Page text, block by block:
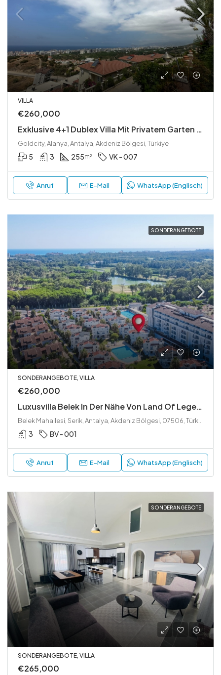
VILLA
€260,000
Exklusive 4+1 Dublex Villa Mit Privatem Garten Und Meerblick In Kargıcak
Goldcity, Alanya, Antalya, Akdeniz Bölgesi, Türkiye
5 3 255m² VK - 007
Anruf E-Mail WhatsApp (Englisch)
SONDERANGEBOTE
SONDERANGEBOTE, VILLA
€260,000
Luxusvilla Belek In Der Nähe Von Land Of Legends Zum Verkauf
Belek Mahallesi, Serik, Antalya, Akdeniz Bölgesi, 07506, Türkei
3 BV - 001
Anruf E-Mail WhatsApp (Englisch)
SONDERANGEBOTE
SONDERANGEBOTE, VILLA
€265,000